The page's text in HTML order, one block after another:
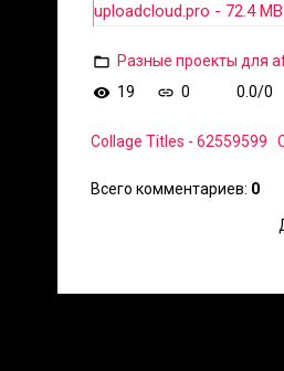
uploadcloud.pro - 72.4 MB
Разные проекты для
19
0 0.0/0
Collage Titles - 62559599
Всего комментариев: 0